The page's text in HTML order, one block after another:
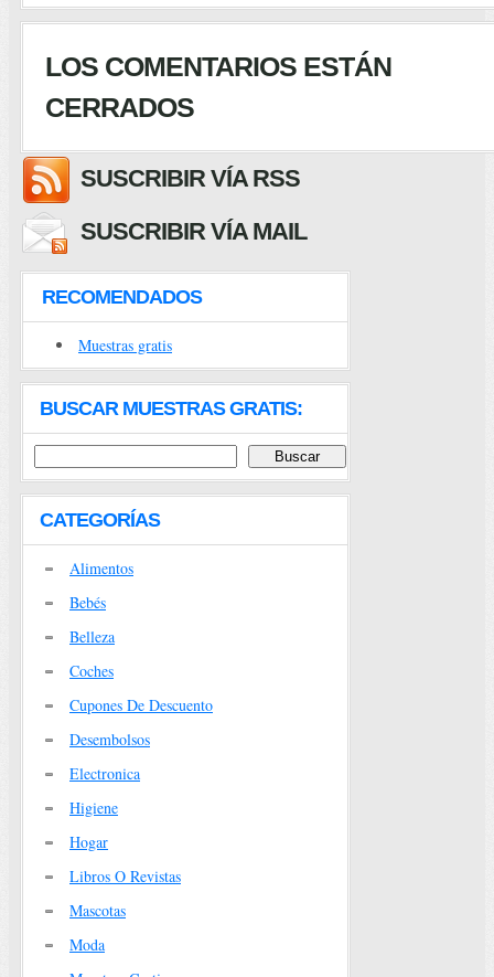
LOS COMENTARIOS ESTÁN
CERRADOS
SUSCRIBIR VÍA RSS
SUSCRIBIR VÍA MAIL
RECOMENDADOS
Muestras gratis
BUSCAR MUESTRAS GRATIS:
CATEGORÍAS
Alimentos
Bebés
Belleza
Coches
Cupones De Descuento
Desembolsos
Electronica
Higiene
Hogar
Libros O Revistas
Mascotas
Moda